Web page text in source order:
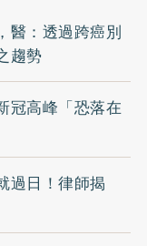
醫：透過跨癌別
趨勢
冠高峰「恐落在
過日！律師揭